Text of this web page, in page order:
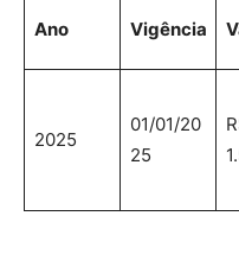
Ano Vigência
2025
01/01/20
25